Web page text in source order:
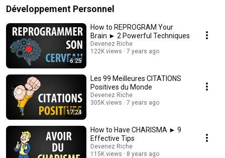
Développement Personnel
6:25
How to REPROGRAM Your
Brain ► 2 Powerful Techniques
Devenez Riche
122K views
7 years ago
17:24
Les 99 Meilleures CITATIONS
Positives du Monde
Devenez Riche
305K views
7 years ago
How to Have CHARISMA ► 9
Effective Tips
Devenez Riche
115K views
8 years ago